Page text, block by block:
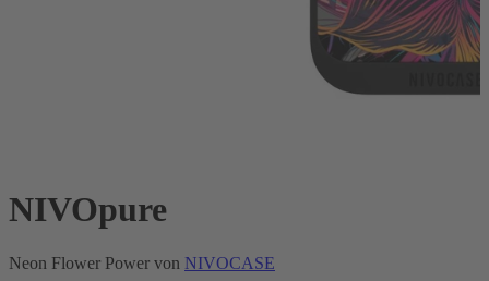
NIVOpure
Neon Flower Power von NIVOCASE